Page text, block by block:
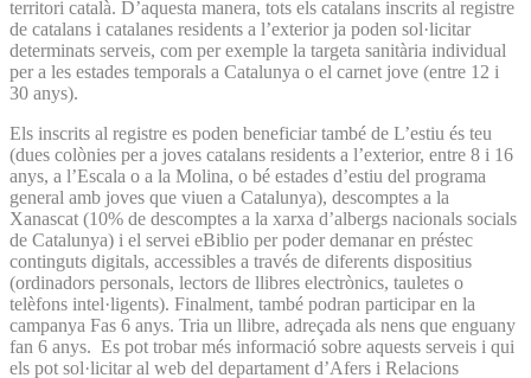
territori català. D’aquesta manera, tots els catalans inscrits al registre
de catalans i catalanes residents a l’exterior ja poden sol·licitar
determinats serveis, com per exemple la targeta sanitària individual
per a les estades temporals a Catalunya o el carnet jove (entre 12 i
30 anys).
Els inscrits al registre es poden beneficiar també de L’estiu és teu
(dues colònies per a joves catalans residents a l’exterior, entre 8 i 16
anys, a l’Escala o a la Molina, o bé estades d’estiu del programa
general amb joves que viuen a Catalunya), descomptes a la
Xanascat (10% de descomptes a la xarxa d’albergs nacionals socials
de Catalunya) i el servei eBiblio per poder demanar en préstec
continguts digitals, accessibles a través de diferents dispositius
(ordinadors personals, lectors de llibres electrònics, tauletes o
telèfons intel·ligents). Finalment, també podran participar en la
campanya Fas 6 anys. Tria un llibre, adreçada als nens que enguany
fan 6 anys. Es pot trobar més informació sobre aquests serveis i qui
els pot sol·licitar al web del departament d’Afers i Relacions